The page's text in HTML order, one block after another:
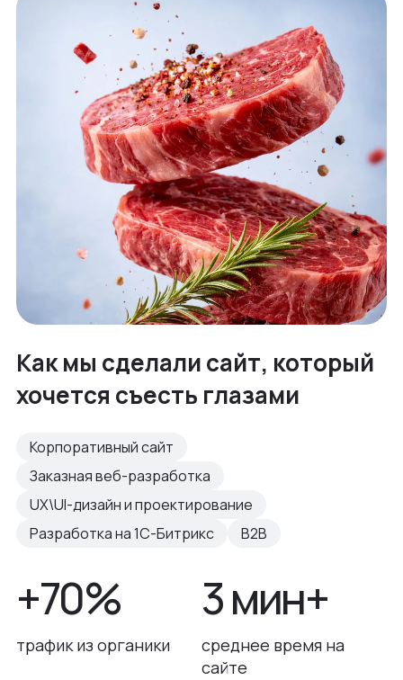
Как мы сделали сайт, который
хочется съесть глазами
Корпоративный сайт
Заказная веб-разработка
UX\UI-дизайн и проектирование
Разработка на 1С-Битрикс
B2B
+70%
трафик из органики
3 мин+
среднее время на
сайте